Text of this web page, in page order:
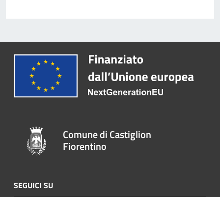
Comune di Castiglion
Fiorentino
SEGUICI SU